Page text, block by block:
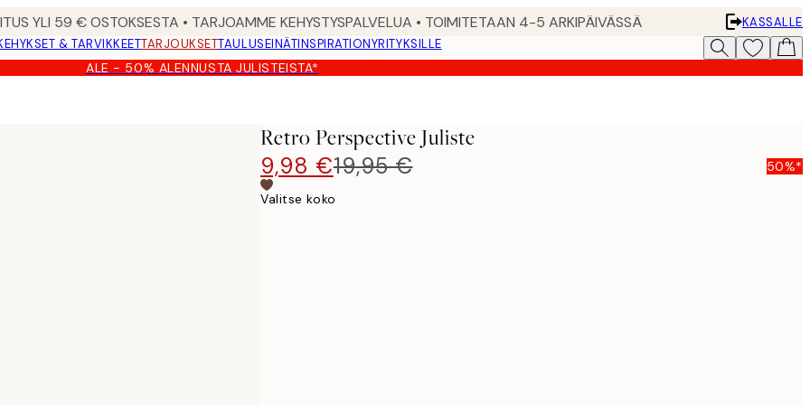
YLI 59 € OSTOKSESTA • TARJOAMME KEHYSTYSPALVELUA • TOIMITETAAN 4-5 ARKIPÄIVÄSSÄ
KASSALLE
& TARVIKKEETTARJOUKSETTAULUSEINÄTINSPIRATIONYRITYKSILLE
ALE - 50% ALENNUSTA JULISTEISTA*
Retro Perspective Juliste
9,98 €19,95 € 50%*
Valitse koko